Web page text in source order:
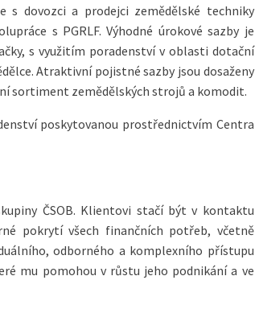
s dovozci a prodejci zemědělské techniky
s PGRLF. Výhodné úrokové sazby je
s využitím poradenství v oblasti dotační
Atraktivní pojistné sazby jsou dosaženy
sortiment zemědělských strojů a komodit.
poskytovanou prostřednictvím Centra
ČSOB. Klientovi stačí být v kontaktu
pokrytí všech finančních potřeb, včetně
odborného a komplexního přístupu
mu pomohou v růstu jeho podnikání a ve